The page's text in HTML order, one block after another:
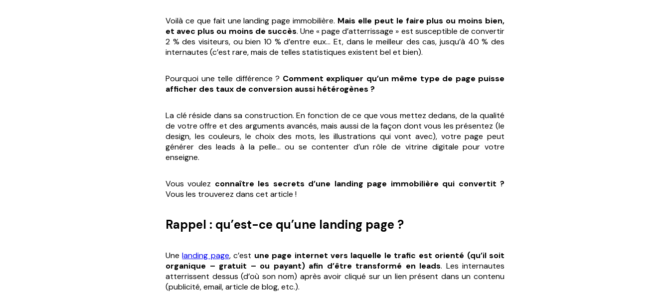
Voilà ce que fait une landing page immobilière. Mais elle peut le faire plus ou moins bien,
et avec plus ou moins de succès. Une « page d’atterrissage » est susceptible de convertir
2 % des visiteurs, ou bien 10 % d’entre eux... Et, dans le meilleur des cas, jusqu’à 40 % des
internautes (c’est rare, mais de telles statistiques existent bel et bien).
Pourquoi une telle différence ? Comment expliquer qu’un même type de page puisse
afficher des taux de conversion aussi hétérogènes ?
La clé réside dans sa construction. En fonction de ce que vous mettez dedans, de la qualité
de votre offre et des arguments avancés, mais aussi de la façon dont vous les présentez (le
design, les couleurs, le choix des mots, les illustrations qui vont avec), votre page peut
générer des leads à la pelle… ou se contenter d’un rôle de vitrine digitale pour votre
enseigne.
Vous voulez connaître les secrets d’une landing page immobilière qui convertit ?
Vous les trouverez dans cet article !
Rappel : qu’est-ce qu’une landing page ?
Unelanding page, c’est une page internet vers laquelle le trafic est orienté (qu’il soit
organique – gratuit – ou payant) afin d’être transformé en leads. Les internautes
atterrissent dessus (d’où son nom) après avoir cliqué sur un lien présent dans un contenu
(publicité, email, article de blog, etc.).